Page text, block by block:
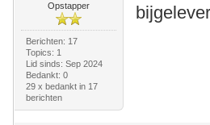
Opstapper
Berichten: 17
Topics: 1
Lid sinds: Sep 2024
Bedankt: 0
29 x bedankt in 17
berichten